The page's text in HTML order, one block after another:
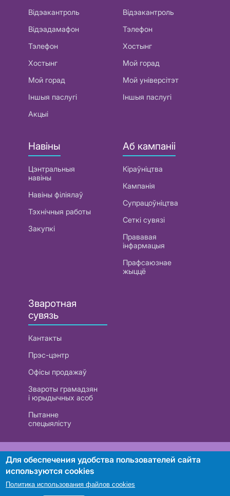
Відэакантроль
Відэадамафон
Тэлефон
Хостынг
Мой горад
Іншыя паслугі
Акцыі
Відэакантроль
Тэлефон
Хостынг
Мой горад
Мой універсітэт
Іншыя паслугі
Навіны
Цэнтральныя
навіны
Навіны філіялаў
Тэхнічныя работы
Закупкі
Аб кампаніі
Кіраўніцтва
Кампанія
Супрацоўніцтва
Сеткі сувязі
Прававая
інфармацыя
Прафсаюзнае
жыццё
Зваротная
сувязь
Кантакты
Прэс-цэнтр
Офісы продажаў
Звароты грамадзян
і юрыдычных асоб
Пытанне
спецыялісту
РУП «Белтэлекам». УНП 101007741
Для обеспечения удобства пользователей сайта
используются cookies
Политика использования файлов cookies